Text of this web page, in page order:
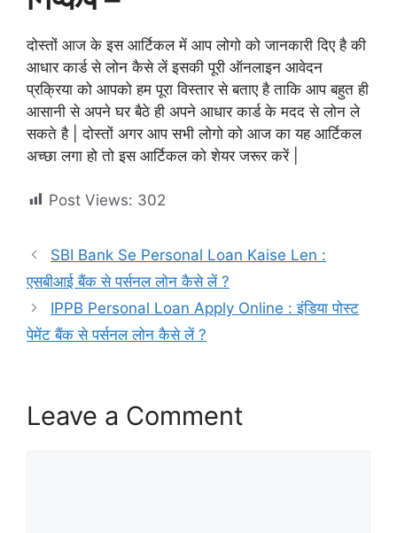
दोस्तों आज के इस आर्टिकल में आप लोगो को जानकारी दिए है की
आधार कार्ड से लोन कैसे लें इसकी पूरी ऑनलाइन आवेदन
प्रक्रिया को आपको हम पूरा विस्तार से बताए है ताकि आप बहुत ही
आसानी से अपने घर बैठे ही अपने आधार कार्ड के मदद से लोन ले
सकते है | दोस्तों अगर आप सभी लोगो को आज का यह आर्टिकल
अच्छा लगा हो तो इस आर्टिकल को शेयर जरूर करें |
Post Views: 302
SBI Bank Se Personal Loan Kaise Len :
एसबीआई बैंक से पर्सनल लोन कैसे लें ?
IPPB Personal Loan Apply Online : इंडिया पोस्ट
पेमेंट बैंक से पर्सनल लोन कैसे लें ?
Leave a Comment